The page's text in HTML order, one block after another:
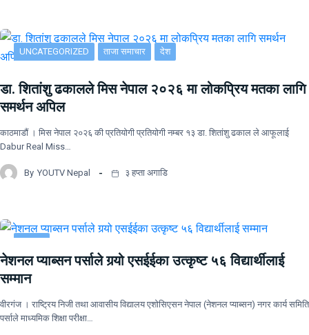
UNCATEGORIZED ताजा समाचार देश
डा. शितांशु ढकालले मिस नेपाल २०२६ मा लोकप्रिय मतका लागि
समर्थन अपिल
काठमाडौं । मिस नेपाल २०२६ की प्रतियोगी प्रतियोगी नम्बर १३ डा. शितांशु ढकाल ले आफूलाई
Dabur Real Miss…
By YOUTV Nepal ३ हप्ता अगाडि
नेशनल प्याब्सन पर्साले गर्‍यो एसईईका उत्कृष्ट ५६ विद्यार्थीलाई
सम्मान
वीरगंज । राष्ट्रिय निजी तथा आवासीय विद्यालय एशोसिएसन नेपाल (नेशनल प्याब्सन) नगर कार्य समिति
पर्साले माध्यमिक शिक्षा परीक्षा…